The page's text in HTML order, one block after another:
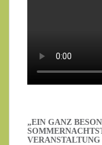
„EIN GANZ
VERANSTALTUNG